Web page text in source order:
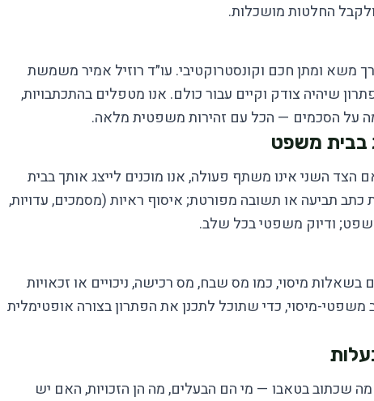
החלטות מושכלות.
משא ומתן חכם וקונסטרוקטיבי. עו״ד רוזיל אמיר משמשת
שיהיה צודק וקיים עבור כולם. אנו מטפלים בהתכתבויות,
על הסכמים — הכל עם זהירות משפטית מלאה.
בבית משפט
השני אינו משתף פעולה, אנו מוכנים לייצג אותך בבית
כתב תביעה או תשובה מפורטת; איסוף ראיות (מסמכים, עדויות,
ודיוק משפטי בכל שלב.
בשאלות מיסוי, כמו מס שבח, מס רכישה, ניכויים או זכאויות
מיסוי, כדי שתוכל לתכנן את הפתרון בצורה אופטימלית
שכתוב בטאבו — מי הם הבעלים, מה הן הזכויות, האם יש